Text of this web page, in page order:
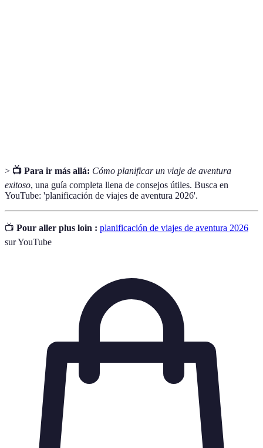
> 📺 Para ir más allá: Cómo planificar un viaje de aventura
exitoso, una guía completa llena de consejos útiles. Busca en
YouTube: 'planificación de viajes de aventura 2026'.
📺 Pour aller plus loin : planificación de viajes de aventura 2026
sur YouTube